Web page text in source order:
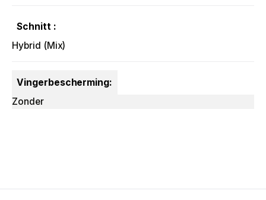
Schnitt :
Hybrid (Mix)
Vingerbescherming:
Zonder